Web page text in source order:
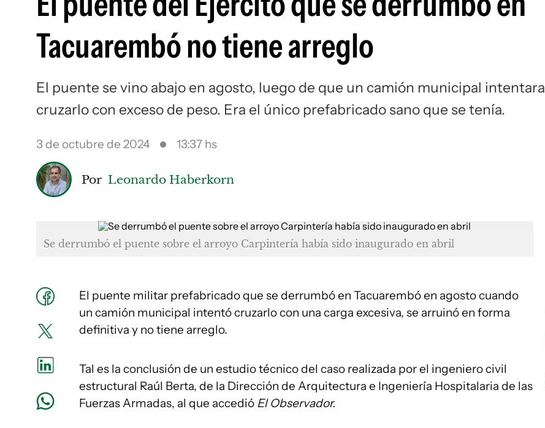
Tacuarembó no tiene arreglo
El puente se vino abajo en agosto, luego de que un camión municipal intentara
cruzarlo con exceso de peso. Era el único prefabricado sano que se tenía.
3 de octubre de 2024 13:37 hs
Por Leonardo Haberkorn
Se derrumbó el puente sobre el arroyo Carpintería había sido inaugurado en abril
El puente militar prefabricado que se derrumbó en Tacuarembó en agosto cuando
un camión municipal intentó cruzarlo con una carga excesiva, se arruinó en forma
definitiva y no tiene arreglo.
Tal es la conclusión de un estudio técnico del caso realizada por el ingeniero civil
estructural Raúl Berta, de la Dirección de Arquitectura e Ingeniería Hospitalaria de las
Fuerzas Armadas, al que accedió El Observador.